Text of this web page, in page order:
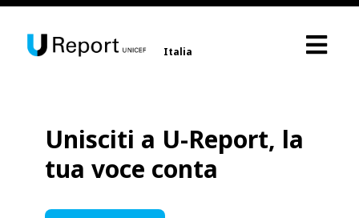
Italia
Unisciti a U-Report, la
tua voce conta